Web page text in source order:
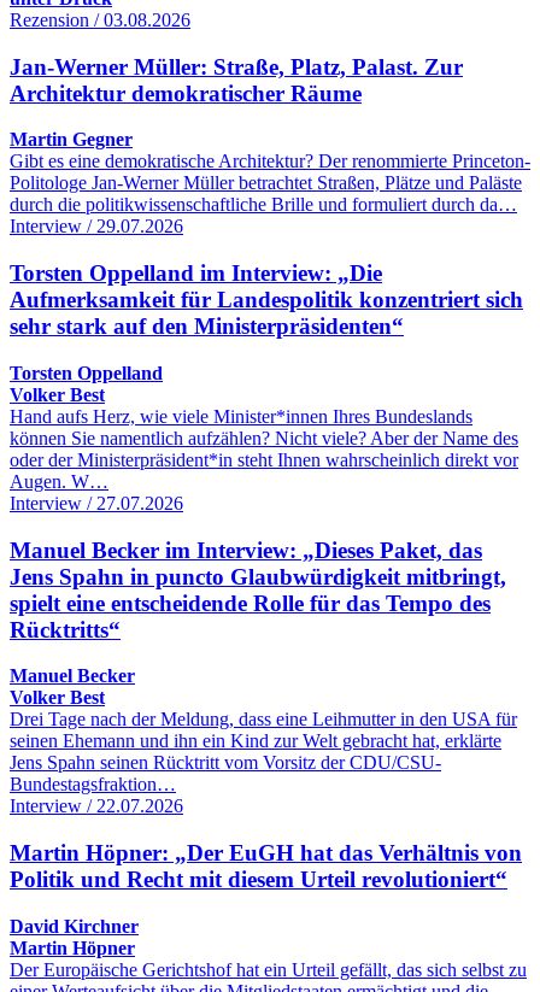
Rezension / 03.08.2026
Jan-Werner Müller: Straße, Platz, Palast. Zur
Architektur demokratischer Räume
Martin Gegner
Gibt es eine demokratische Architektur? Der renommierte Princeton-
Politologe Jan-Werner Müller betrachtet Straßen, Plätze und Paläste
durch die politikwissenschaftliche Brille und formuliert durch da…
Interview / 29.07.2026
Torsten Oppelland im Interview: „Die
Aufmerksamkeit für Landespolitik konzentriert sich
sehr stark auf den Ministerpräsidenten“
Torsten Oppelland
Volker Best
Hand aufs Herz, wie viele Minister*innen Ihres Bundeslands
können Sie namentlich aufzählen? Nicht viele? Aber der Name des
oder der Ministerpräsident*in steht Ihnen wahrscheinlich direkt vor
Augen. W…
Interview / 27.07.2026
Manuel Becker im Interview: „Dieses Paket, das
Jens Spahn in puncto Glaubwürdigkeit mitbringt,
spielt eine entscheidende Rolle für das Tempo des
Rücktritts“
Manuel Becker
Volker Best
Drei Tage nach der Meldung, dass eine Leihmutter in den USA für
seinen Ehemann und ihn ein Kind zur Welt gebracht hat, erklärte
Jens Spahn seinen Rücktritt vom Vorsitz der CDU/CSU-
Bundestagsfraktion…
Interview / 22.07.2026
Martin Höpner: „Der EuGH hat das Verhältnis von
Politik und Recht mit diesem Urteil revolutioniert“
David Kirchner
Martin Höpner
Der Europäische Gerichtshof hat ein Urteil gefällt, das sich selbst zu